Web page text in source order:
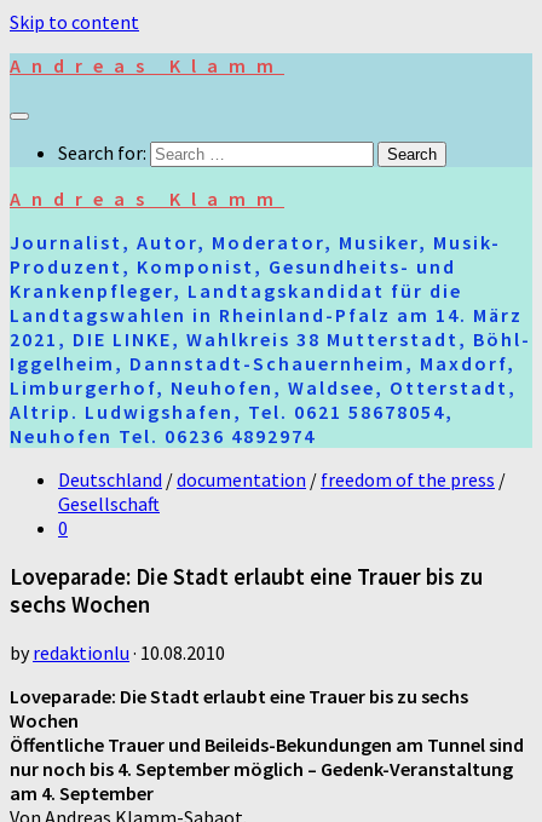
Skip to content
Andreas Klamm
Search for:
Andreas Klamm
Journalist, Autor, Moderator, Musiker, Musik-
Produzent, Komponist, Gesundheits- und
Krankenpfleger, Landtagskandidat für die
Landtagswahlen in Rheinland-Pfalz am 14. März
2021, DIE LINKE, Wahlkreis 38 Mutterstadt, Böhl-
Iggelheim, Dannstadt-Schauernheim, Maxdorf,
Limburgerhof, Neuhofen, Waldsee, Otterstadt,
Altrip. Ludwigshafen, Tel. 0621 58678054,
Neuhofen Tel. 06236 4892974
Deutschland /documentation / freedom of the press /
Gesellschaft
0
Loveparade: Die Stadt erlaubt eine Trauer bis zu
sechs Wochen
byredaktionlu · 10.08.2010
Loveparade: Die Stadt erlaubt eine Trauer bis zu sechs
Wochen
Öffentliche Trauer und Beileids-Bekundungen am Tunnel sind
nur noch bis 4. September möglich – Gedenk-Veranstaltung
am 4. September